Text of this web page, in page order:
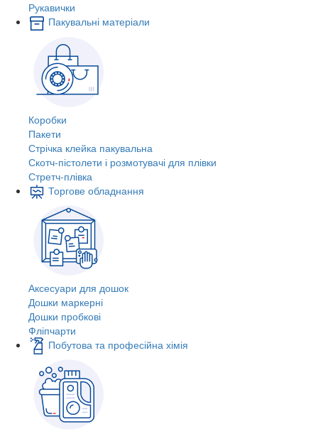
Рукавички
Пакувальні матеріали
Коробки
Пакети
Стрічка клейка пакувальна
Скотч-пістолети і розмотувачі для плівки
Стретч-плівка
Торгове обладнання
Аксесуари для дошок
Дошки маркерні
Дошки пробкові
Фліпчарти
Побутова та професійна хімія